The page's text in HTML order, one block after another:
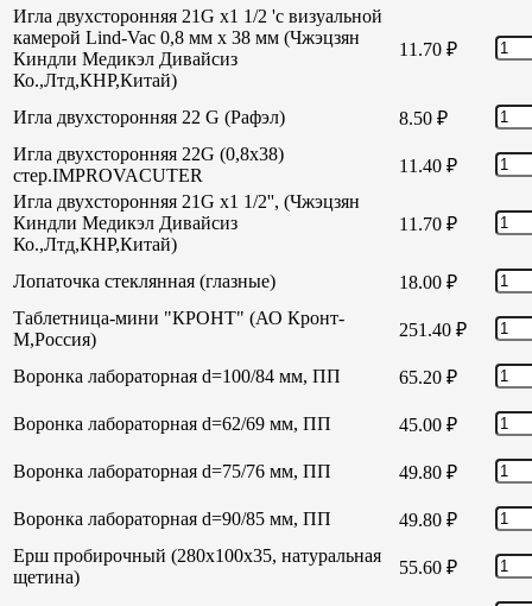
Игла двухсторонняя 21G х1 1/2 'с визуальной
камерой Lind-Vac 0,8 мм х 38 мм (Чжэцзян
Киндли Медикэл Дивайсиз
Ко.,Лтд,КНР,Китай)
11.70 ₽
Игла двухсторонняя 22 G (Рафэл) 8.50 ₽
Игла двухсторонняя 22G (0,8х38)
стер.IMPROVACUTER
11.40 ₽
Игла двухсторонняя 21G х1 1/2'', (Чжэцзян
Киндли Медикэл Дивайсиз
Ко.,Лтд,КНР,Китай)
11.70 ₽
Лопаточка стеклянная (глазные) 18.00 ₽
Таблетница-мини "КРОНТ" (АО Кронт-
М,Россия)
251.40 ₽
Воронка лабораторная d=100/84 мм, ПП 65.20 ₽
Воронка лабораторная d=62/69 мм, ПП 45.00 ₽
Воронка лабораторная d=75/76 мм, ПП 49.80 ₽
Воронка лабораторная d=90/85 мм, ПП 49.80 ₽
Ерш пробирочный (280х100х35, натуральная
щетина)
55.60 ₽